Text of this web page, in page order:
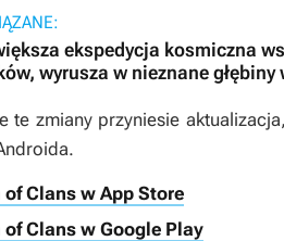
ekspedycja kosmiczna
wyrusza w nieznane
te zmiany przyniesie
of Clans w App Store
of Clans w Google Play